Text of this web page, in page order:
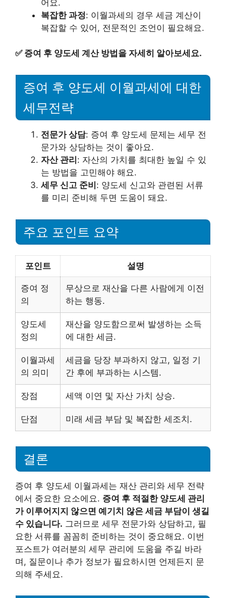
어요.
복잡한 과정: 이월과세의 경우 세금 계산이
복잡할 수 있어, 전문적인 조언이 필요해요.
✅ 증여 후 양도세 계산 방법을 자세히 알아보세요.
증여 후 양도세 이월과세에 대한
세무전략
전문가 상담: 증여 후 양도세 문제는 세무 전
문가와 상담하는 것이 좋아요.
자산 관리 : 자산의 가치를 최대한 높일 수 있
는 방법을 고민해야 해요.
세무 신고 준비 : 양도세 신고와 관련된 서류
를 미리 준비해 두면 도움이 돼요.
주요 포인트 요약
포인트 설명
증여 정
의
무상으로 재산을 다른 사람에게 이전
하는 행동.
양도세
정의
재산을 양도함으로써 발생하는 소득
에 대한 세금.
이월과세
의 의미
세금을 당장 부과하지 않고, 일정 기
간 후에 부과하는 시스템.
장점 세액 이연 및 자산 가치 상승.
단점 미래 세금 부담 및 복잡한 세조치.
결론
증여 후 양도세 이월과세는 재산 관리와 세무 전략
에서 중요한 요소에요. 증여 후 적절한 양도세 관리
가 이루어지지 않으면 예기치 않은 세금 부담이 생길
수 있습니다. 그러므로 세무 전문가와 상담하고, 필
요한 서류를 꼼꼼히 준비하는 것이 중요해요. 이번
포스트가 여러분의 세무 관리에 도움을 주길 바라
며, 질문이나 추가 정보가 필요하시면 언제든지 문
의해 주세요.